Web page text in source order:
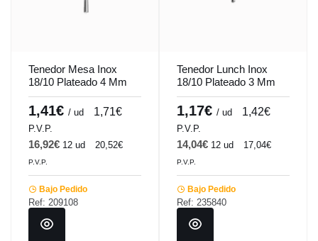
Tenedor Mesa Inox
18/10 Plateado 4 Mm
Lotus Comas
1,41€ / ud 1,71€
P.V.P.
16,92€ 12 ud 20,52€
P.V.P.
Bajo Pedido
Ref: 209108
Tenedor Lunch Inox
18/10 Plateado 3 Mm
Lotus Comas
1,17€ / ud 1,42€
P.V.P.
14,04€ 12 ud 17,04€
P.V.P.
Bajo Pedido
Ref: 235840